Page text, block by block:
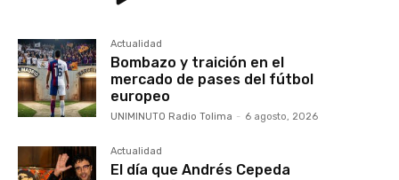
audio
Actualidad
Bombazo y traición en el
mercado de pases del fútbol
europeo
UNIMINUTO Radio Tolima - 6 agosto, 2026
Actualidad
El día que Andrés Cepeda